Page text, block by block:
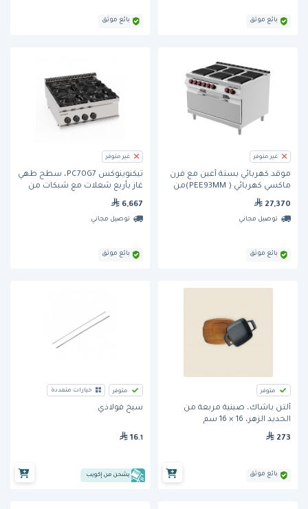
بائع موثق بائع موثق
غير متوفر
موقد كهربائي بستة أعين مع فرن
ماكسي كهربائي ( PEE93MM)من
27,370
توصيل مجاني
بائع موثق
غير متوفر
تيكنوينوكس PC70G7، سطح طهي
غاز بأربع شعلات مع شبكات من
الحديد الزهر
6,667
توصيل مجاني
بائع موثق
متوفر
ألتن باشاك، صينية مربعة من
الحديد الزهر، 16 × 16 سم
273
بائع موثق
متوفر خيارات متعددة
سيخ فولاذي
16.1
يشحن من إكويب